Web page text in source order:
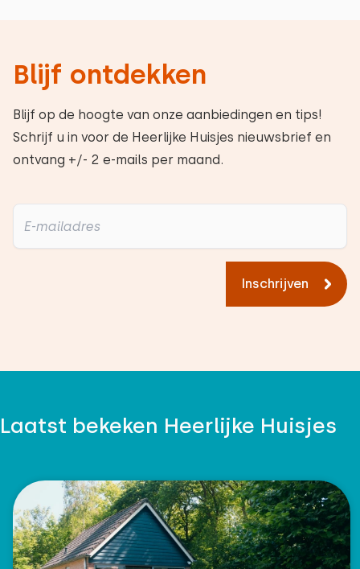
Blijf ontdekken
Blijf op de hoogte van onze aanbiedingen en tips!
Schrijf u in voor de Heerlijke Huisjes nieuwsbrief en
ontvang +/- 2 e-mails per maand.
Inschrijven
Laatst bekeken Heerlijke Huisjes